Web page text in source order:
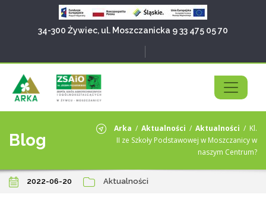
34-300 Żywiec, ul. Moszczanicka 933 475 05 70
Blog
Arka / Aktualności / Aktualności / Kl.
II ze Szkoły Podstawowej w Moszczanicy w
naszym Centrum?
2022-06-20 Aktualności